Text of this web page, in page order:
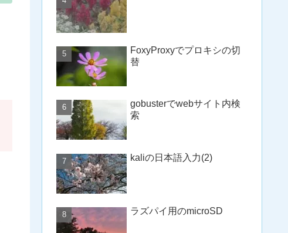
FoxyProxyでプロキシの切
替
gobusterでwebサイト内検
索
kaliの日本語入力(2)
ラズパイ用のmicroSD